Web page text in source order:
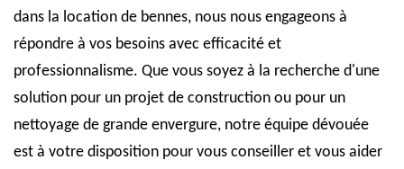
dans la location de bennes, nous nous engageons à
répondre à vos besoins avec efficacité et
professionnalisme. Que vous soyez à la recherche d'une
solution pour un projet de construction ou pour un
nettoyage de grande envergure, notre équipe dévouée
est à votre disposition pour vous conseiller et vous aider